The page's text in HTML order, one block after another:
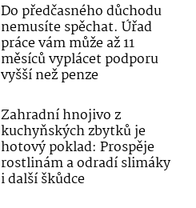
Do předčasného důchodu
nemusíte spěchat. Úřad
práce vám může až 11
měsíců vyplácet podporu
vyšší než penze
Zahradní hnojivo z
kuchyňských zbytků je
hotový poklad: Prospěje
rostlinám a odradí slimáky
i další škůdce